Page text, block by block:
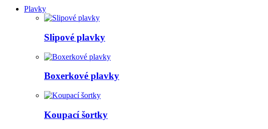
Plavky
Slipové plavky
Boxerkové plavky
Koupací šortky